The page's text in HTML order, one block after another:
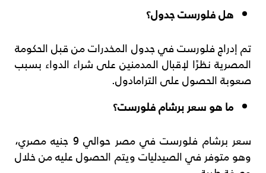
هل فلورست جدول؟
تم إدراج فلورست في جدول المخدرات من قبل الحكومة
المصرية نظرًا لإقبال المدمنين على شراء الدواء بسبب
صعوبة الحصول على الترامادول.
ما هو سعر برشام فلورست؟
سعر برشام فلورست في مصر حوالي 9 جنيه مصري،
وهو متوفر في الصيدليات ويتم الحصول عليه من خلال